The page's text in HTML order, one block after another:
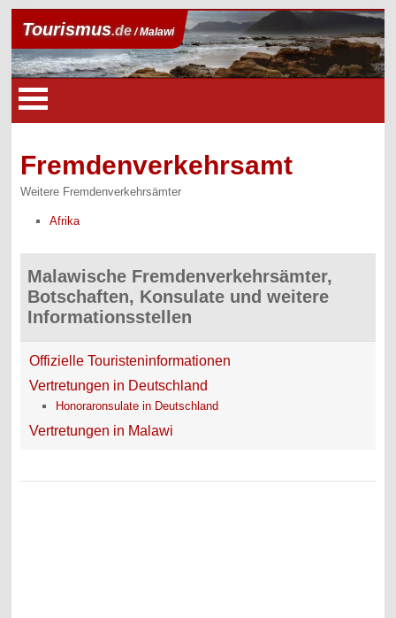
Tourismus.de/ Malawi
Fremdenverkehrsamt
Weitere Fremdenverkehrsämter
Afrika
Malawische Fremdenverkehrsämter,
Botschaften, Konsulate und weitere
Informationsstellen
Offizielle Touristeninformationen
Vertretungen in Deutschland
Honoraronsulate in Deutschland
Vertretungen in Malawi